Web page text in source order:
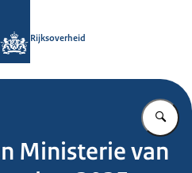
Rijksoverheid
Ministerie van